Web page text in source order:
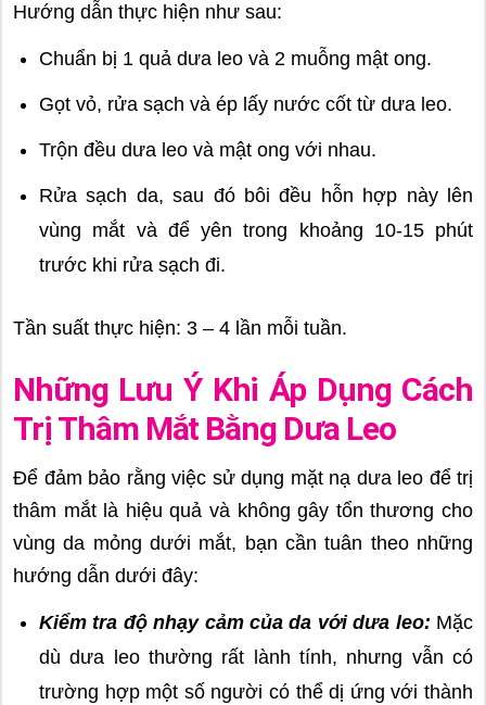
Hướng dẫn thực hiện như sau:
Chuẩn bị 1 quả dưa leo và 2 muỗng mật ong.
Gọt vỏ, rửa sạch và ép lấy nước cốt từ dưa leo.
Trộn đều dưa leo và mật ong với nhau.
Rửa sạch da, sau đó bôi đều hỗn hợp này lên
vùng mắt và để yên trong khoảng 10-15 phút
trước khi rửa sạch đi.
Tần suất thực hiện: 3 – 4 lần mỗi tuần.
Những Lưu Ý Khi Áp Dụng Cách
Trị Thâm Mắt Bằng Dưa Leo
Để đảm bảo rằng việc sử dụng mặt nạ dưa leo để trị
thâm mắt là hiệu quả và không gây tổn thương cho
vùng da mỏng dưới mắt, bạn cần tuân theo những
hướng dẫn dưới đây:
Kiểm tra độ nhạy cảm của da với dưa leo: Mặc
dù dưa leo thường rất lành tính, nhưng vẫn có
trường hợp một số người có thể dị ứng với thành